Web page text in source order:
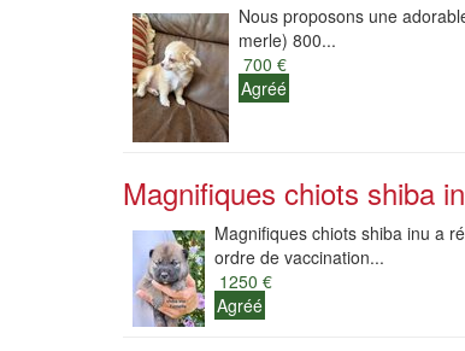
Nous proposons une
merle) 800...
700 €
Agréé
Magnifiques chiots shiba
Magnifiques chiots shiba inu a
ordre de vaccination...
1250 €
Agréé